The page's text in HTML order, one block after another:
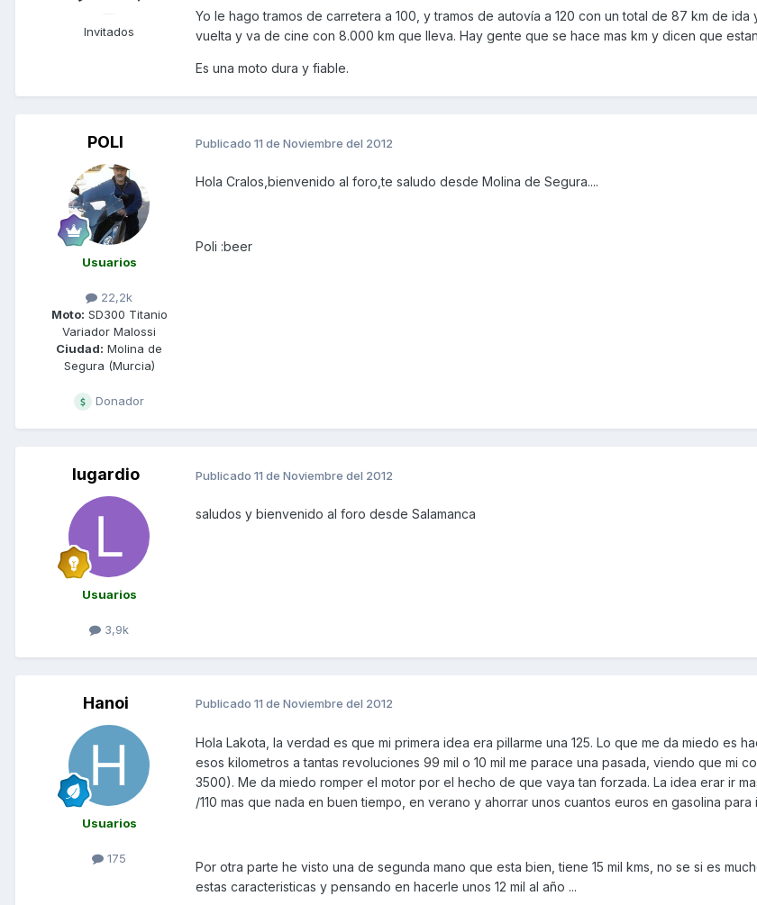
Invitados
Yo le hago tramos de carretera a 100, y tramos de autovía a 120 con un total de 87 km de ida
vuelta y va de cine con 8.000 km que lleva. Hay gente que se hace mas km y dicen que
Es una moto dura y fiable.
POLI
Usuarios
22,2k
Moto: SD300 Titanio
Variador Malossi
Ciudad: Molina de
Segura (Murcia)
Donador
Publicado 11 de Noviembre del 2012
Hola Cralos,bienvenido al foro,te saludo desde Molina de Segura....
Poli :beer
lugardio
Usuarios
3,9k
Publicado 11 de Noviembre del 2012
saludos y bienvenido al foro desde Salamanca
Hanoi
Usuarios
175
Publicado 11 de Noviembre del 2012
Hola Lakota, la verdad es que mi primera idea era pillarme una 125. Lo que me da miedo es
esos kilometros a tantas revoluciones 99 mil o 10 mil me parace una pasada, viendo que mi
3500). Me da miedo romper el motor por el hecho de que vaya tan forzada. La idea erar ir
/110 mas que nada en buen tiempo, en verano y ahorrar unos cuantos euros en gasolina para
Por otra parte he visto una de segunda mano que esta bien, tiene 15 mil kms, no se si es
estas caracteristicas y pensando en hacerle unos 12 mil al año ...